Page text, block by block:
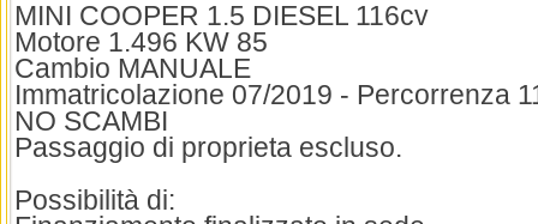
MINI COOPER 1.5 DIESEL 116cv
Motore 1.496 KW 85
Cambio MANUALE
Immatricolazione 07/2019 - Percorrenza
NO SCAMBI
Passaggio di proprieta escluso.
Possibilità di: